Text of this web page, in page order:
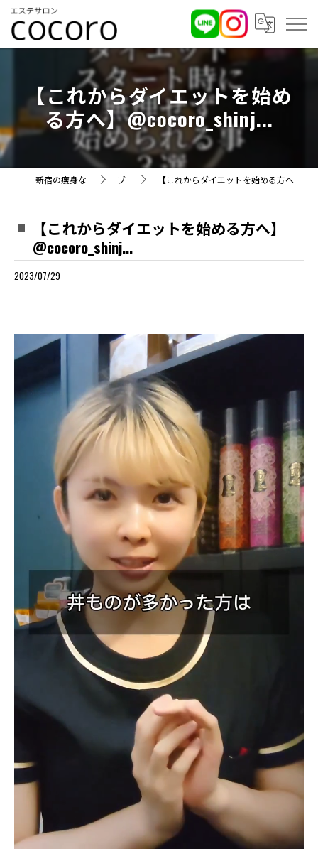
【これからダイエットを始め
る方へ】@cocoro_shinj...
ブログ 【これからダイエットを始める方へ】@cocoro_shinj...
【これからダイエットを始める方へ】
@cocoro_shinj...
2023/07/29